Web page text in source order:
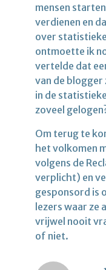
mensen
verdienen en
over
ontmoette ik
vertelde dat
van de blogger
in de
zoveel
Om terug te
het volkomen
volgens de
verplicht) en
gesponsord is
lezers waar ze
vrijwel nooit
of niet.